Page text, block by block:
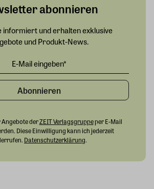
abonnieren
informiert und erhalten exklusive
und Produkt-News.
Abonnieren
derZEIT Verlagsgruppeper E-Mail
Diese Einwilligung kann ich jederzeit
Datenschutzerklärung.